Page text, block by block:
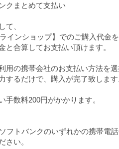
クまとめて支払い
て、
ラインショップ】でのご購入代金を
と合算してお支払い頂けます。
用の携帯会社のお支払い方法を選
するだけで、購入が完了致します
手数料200円がかかります。
フトバンクのいずれかの携帯電
さい。